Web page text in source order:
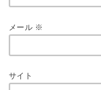
メール ※
サイト